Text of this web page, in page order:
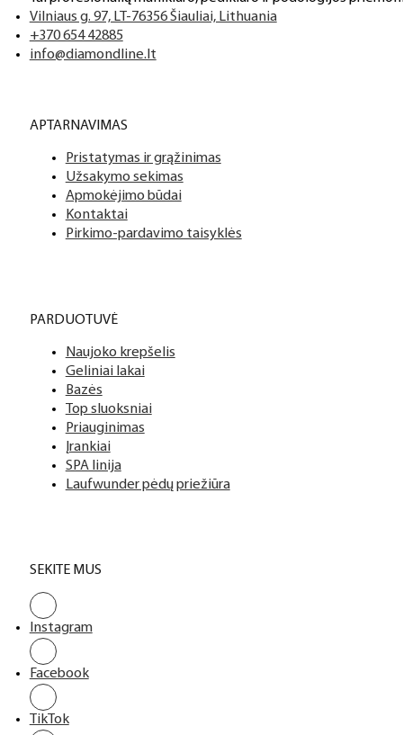
Mes siūlome tik aukščiausios kokybės produktus nagams,
Platus prekių katalogas
Turime daugiau nei 3000 produktų visiems Jūsų poreikiams
PDF katalogas
Tai profesionalių manikiūro, pedikiūro ir podologijos
Vilniaus g. 97, LT-76356 Šiauliai, Lithuania
+370 654 42885
Pristatymas ir grąžinimas
Užsakymo sekimas
Apmokėjimo būdai
Kontaktai
Naujoko krepšelis
Geliniai lakai
Bazės
Top sluoksniai
Priauginimas
Įrankiai
SPA linija
SEKITE MUS
Instagram
Facebook